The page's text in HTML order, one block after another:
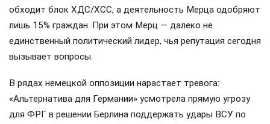
обходит блок ХДС/ХСС, а деятельность Мерца одобряют
лишь 15% граждан. При этом Мерц — далеко не
единственный политический лидер, чья репутация сегодня
вызывает вопросы.
В рядах немецкой оппозиции нарастает тревога:
«Альтернатива для Германии» усмотрела прямую угрозу
для ФРГ в решении Берлина поддержать удары ВСУ по